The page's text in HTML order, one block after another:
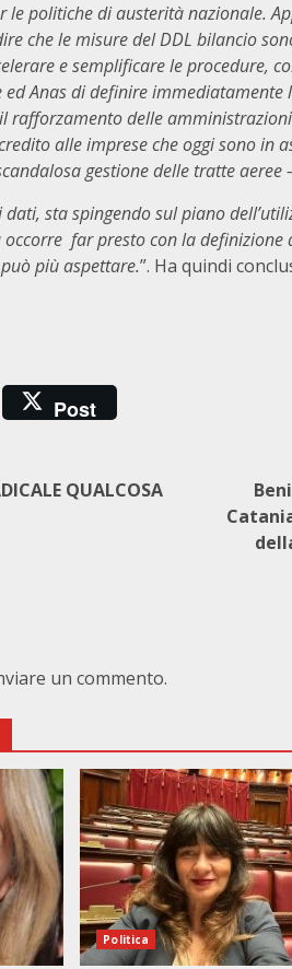
le politiche di austerità nazionale.
che le misure del DDL bilancio
e semplificare le procedure,
Anas di definire
rafforzamento delle
alle imprese che oggi sono in
gestione delle tratte aeree
sta spingendo sul piano
far presto con la
più aspettare.”. Ha quindi
Post
QUALCOSA
un commento.
Politica